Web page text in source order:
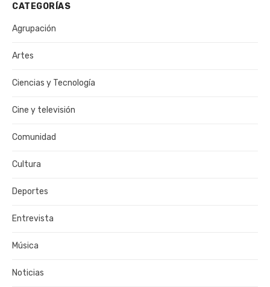
CATEGORÍAS
Agrupación
Artes
Ciencias y Tecnología
Cine y televisión
Comunidad
Cultura
Deportes
Entrevista
Música
Noticias